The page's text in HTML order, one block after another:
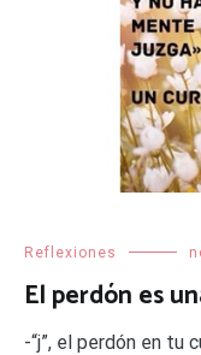
Reflexiones
El perdón es
-“j”, el perdón en tu